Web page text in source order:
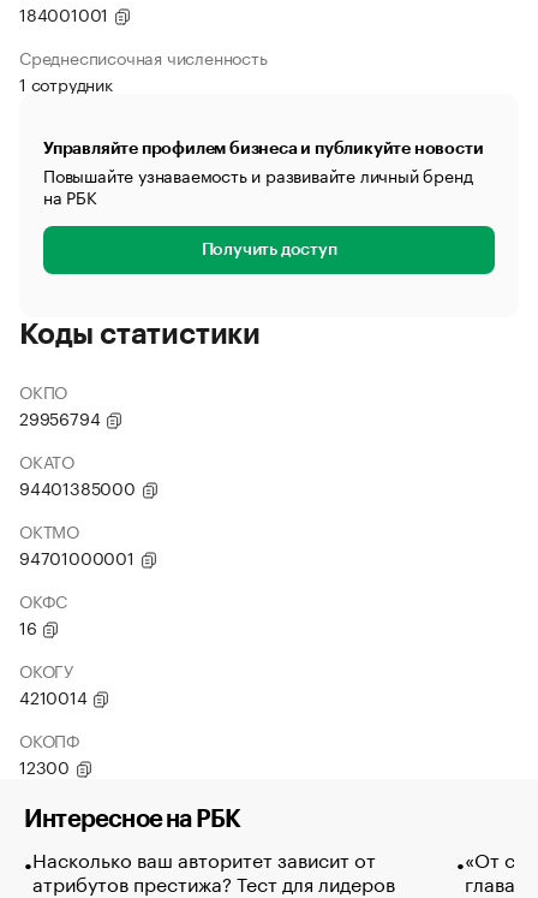
184001001
Среднесписочная численность
1 сотрудник
Управляйте профилем бизнеса и публикуйте новости
Повышайте узнаваемость и развивайте личный бренд
на РБК
Получить доступ
Коды статистики
ОКПО
29956794
ОКАТО
94401385000
ОКТМО
94701000001
ОКФС
16
ОКОГУ
4210014
ОКОПФ
12300
Интересное на РБК
Насколько ваш авторитет зависит от
атрибутов престижа? Тест для лидеров
«От
глава